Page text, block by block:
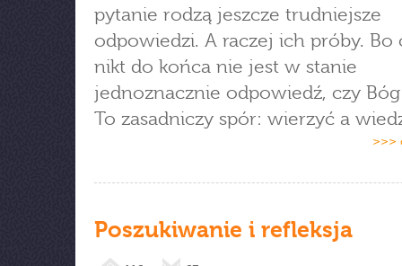
pytanie rodzą jeszcze trudniejsze
odpowiedzi. A raczej ich próby. Bo
nikt do końca nie jest w stanie
jednoznacznie odpowiedź, czy
To zasadniczy spór: wierzyć a
>>>
Poszukiwanie i refleksja